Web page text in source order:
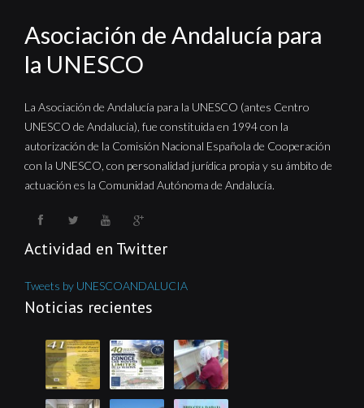
Asociación de Andalucía para
la UNESCO
La Asociación de Andalucía para la UNESCO (antes Centro
UNESCO de Andalucía), fue constituida en 1994 con la
autorización de la Comisión Nacional Española de Cooperación
con la UNESCO, con personalidad jurídica propia y su ámbito de
actuación es la Comunidad Autónoma de Andalucía.
Actividad en Twitter
Tweets by UNESCOANDALUCIA
Noticias recientes